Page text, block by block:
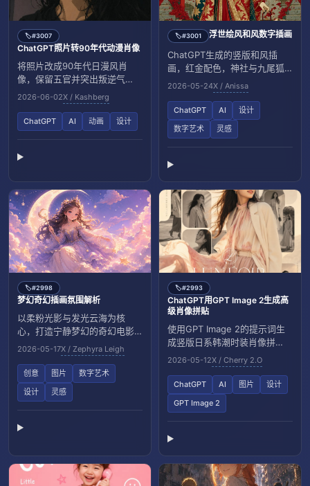
🏷️#3007
ChatGPT照片转90年代动漫肖像
将照片改成90年代日漫风肖
像，保留五官并突出叛逆气
质。
2026-06-02X / Kashberg
ChatGPT AI 动画 设计
🏷️#3001 浮世绘风和风数字插画
ChatGPT生成的竖版和风插
画，红金配色，神社与九尾狐
氛围神秘。
2026-05-24X / Anissa
ChatGPT AI
设计
数字艺术
灵感
🏷️#2998
梦幻奇幻插画氛围解析
以柔粉光影与发光云海为核
心，打造宁静梦幻的奇幻电影
感插画效果。
2026-05-17X / Zephyra Leigh
创意 图片
数字艺术
设计
灵感
🏷️#2993
ChatGPT用GPT Image 2生成高
级肖像拼贴
使用GPT Image 2的提示词生
成竖版日系韩潮时装肖像拼
贴，呈现金色时刻电影质感与
梦幻编辑风。
2026-05-12X / Cherry 2.O
ChatGPT AI 图片
设计
GPT Image 2